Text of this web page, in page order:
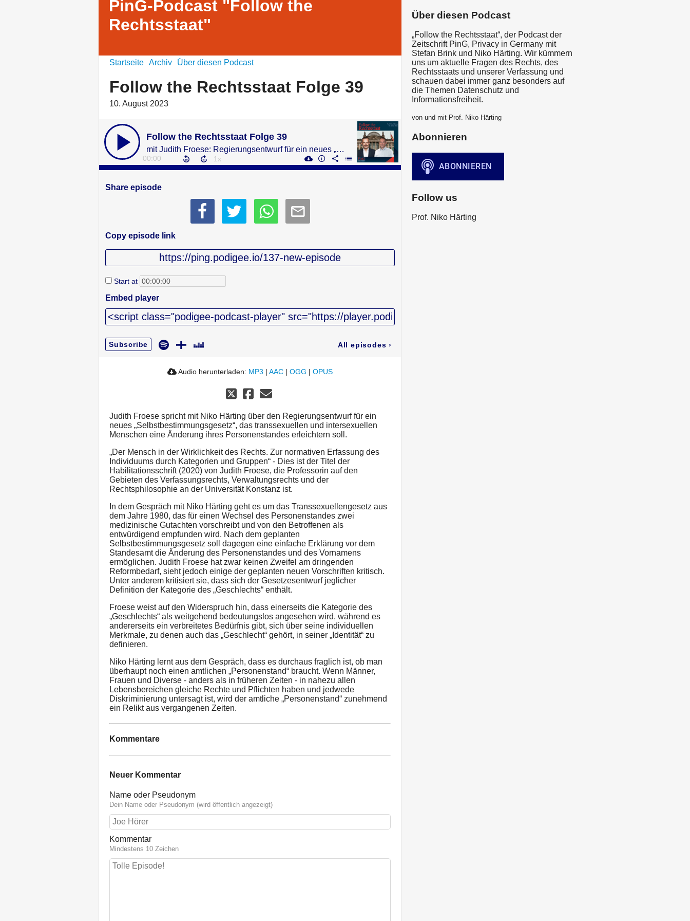
PinG-Podcast "Follow the
Rechtsstaat"
Startseite Archiv Über diesen Podcast
Follow the Rechtsstaat Folge 39
10. August 2023
Follow the Rechtsstaat Folge 39
mit Judith Froese: Regierungsentwurf für ein neues „Selbstbestimmungsgesetz“
00:00
Share episode
Copy episode link
Start at
Embed player
Subscribe All episodes ›
Audio herunterladen: MP3 | AAC | OGG | OPUS
Judith Froese spricht mit Niko Härting über den Regierungsentwurf für ein
neues „Selbstbestimmungsgesetz“, das transsexuellen und intersexuellen
Menschen eine Änderung ihres Personenstandes erleichtern soll.
„Der Mensch in der Wirklichkeit des Rechts. Zur normativen Erfassung des
Individuums durch Kategorien und Gruppen“ - Dies ist der Titel der
Habilitationsschrift (2020) von Judith Froese, die Professorin auf den
Gebieten des Verfassungsrechts, Verwaltungsrechts und der
Rechtsphilosophie an der Universität Konstanz ist.
In dem Gespräch mit Niko Härting geht es um das Transsexuellengesetz aus
dem Jahre 1980, das für einen Wechsel des Personenstandes zwei
medizinische Gutachten vorschreibt und von den Betroffenen als
entwürdigend empfunden wird. Nach dem geplanten
Selbstbestimmungsgesetz soll dagegen eine einfache Erklärung vor dem
Standesamt die Änderung des Personenstandes und des Vornamens
ermöglichen. Judith Froese hat zwar keinen Zweifel am dringenden
Reformbedarf, sieht jedoch einige der geplanten neuen Vorschriften kritisch.
Unter anderem kritisiert sie, dass sich der Gesetzesentwurf jeglicher
Definition der Kategorie des „Geschlechts“ enthält.
Froese weist auf den Widerspruch hin, dass einerseits die Kategorie des
„Geschlechts“ als weitgehend bedeutungslos angesehen wird, während es
andererseits ein verbreitetes Bedürfnis gibt, sich über seine individuellen
Merkmale, zu denen auch das „Geschlecht“ gehört, in seiner „Identität“ zu
definieren.
Niko Härting lernt aus dem Gespräch, dass es durchaus fraglich ist, ob man
überhaupt noch einen amtlichen „Personenstand“ braucht. Wenn Männer,
Frauen und Diverse - anders als in früheren Zeiten - in nahezu allen
Lebensbereichen gleiche Rechte und Pflichten haben und jedwede
Diskriminierung untersagt ist, wird der amtliche „Personenstand“ zunehmend
ein Relikt aus vergangenen Zeiten.
Kommentare
Neuer Kommentar
Name oder Pseudonym
Dein Name oder Pseudonym (wird öffentlich angezeigt)
Kommentar
Mindestens 10 Zeichen
Über diesen Podcast
„Follow the Rechtsstaat“, der Podcast der
Zeitschrift PinG, Privacy in Germany mit
Stefan Brink und Niko Härting. Wir kümmern
uns um aktuelle Fragen des Rechts, des
Rechtsstaats und unserer Verfassung und
schauen dabei immer ganz besonders auf
die Themen Datenschutz und
Informationsfreiheit.
von und mit Prof. Niko Härting
Abonnieren
Follow us
Prof. Niko Härting